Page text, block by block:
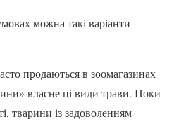
можна такі варіанти
продаються в зоомагазинах
власне ці види трави. Поки
тварини із задоволенням